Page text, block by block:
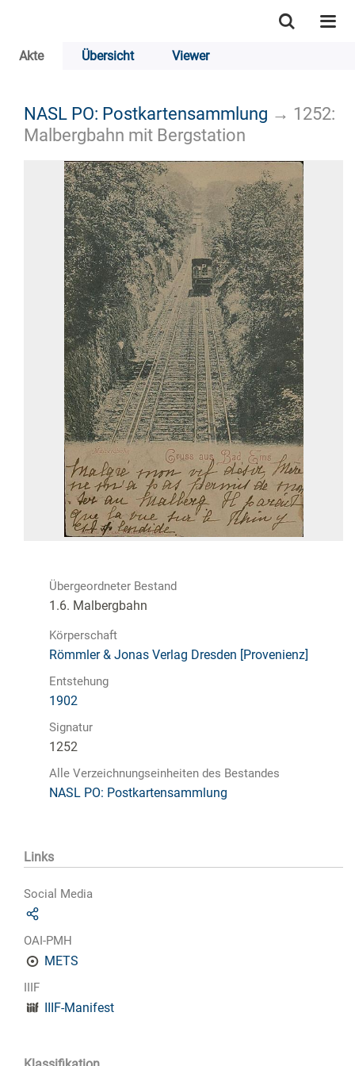
Akte Übersicht Viewer
NASL PO: Postkartensammlung → 1252:
Malbergbahn mit Bergstation
Übergeordneter Bestand
1.6. Malbergbahn
Körperschaft
Römmler & Jonas Verlag Dresden [Provenienz]
Entstehung
1902
Signatur
1252
Alle Verzeichnungseinheiten des Bestandes
NASL PO: Postkartensammlung
Links
Social Media
OAI-PMH
METS
IIIF
IIIF-Manifest